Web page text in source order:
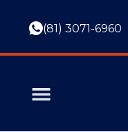
(81) 3071-6960